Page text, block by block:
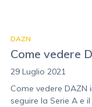
DAZN
Come vedere
29 Luglio 2021
Come vedere DAZN
seguire la Serie A e